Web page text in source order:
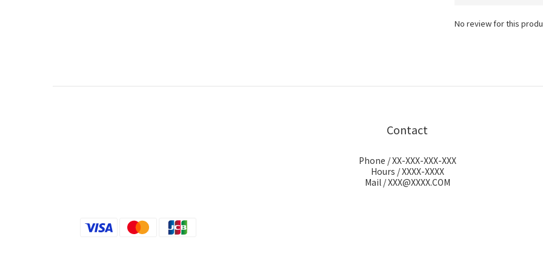
No review for this
Contact
Phone / XX-XXX-XXX-XXX
Hours / XXXX-XXXX
Mail / XXX@XXXX.COM